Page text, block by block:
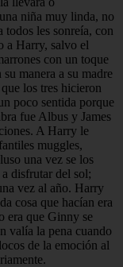
niña muy linda, no
todos les sonreía, con
a Harry, salvo el
con un toque
manera a su madre
los tres hicieron
poco sentida porque
fue Albus y James
A Harry le
muggles,
una vez se los
disfrutar del sol;
vez al año. Harry
cosa que hacían era
era que Ginny se
valía la pena cuando
de la emoción al